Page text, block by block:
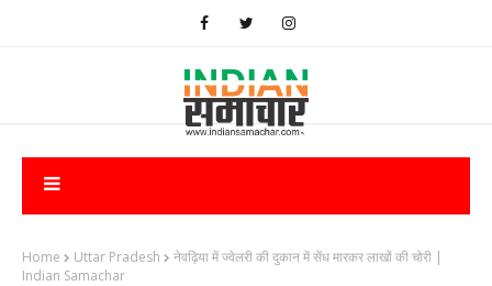
Home Uttar Pradesh
​नेवढ़िया में ज्वेलरी की दुकान में सेंध मारकर लाखों की चोरी |
Indian Samachar